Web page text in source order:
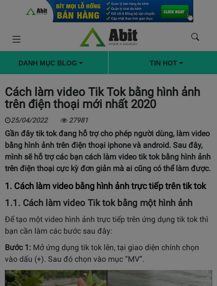
DANH MỤC BLOG TIN HOT
Cách làm video Tik Tok bằng hình ảnh
trên điện thoại mới nhất 2020
25/04/2022 27981
Gần đây tik tok đang hỗ trợ cho phép người dùng, làm video
bằng hình ảnh trên điện thoại iphone và android. Sau đây,
mình sẽ hỗ trợ các bạn cách làm video tik tok bằng hình ảnh
trên điện thoại cực kỳ đơn giản mà ai cũng có thể làm được.
1. Cách làm video bằng hình ảnh trực tiếp trên tik tok
1.1. Cách làm video Tik tok bằng một hình ảnh
Để tạo một video hình ảnh trực tiếp trên ứng dụng tik tok thì
bạn cần làm các bước sau đây:
Bước 1: Mở ứng dụng tik tok lên, tại giao diện chính chọn
vào dấu (+). Sau đó chọn vào mục “MV”.